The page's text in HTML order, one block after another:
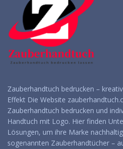
Zauberhandtuch bedrucken –
Effekt Die Website
Zauberhandtuch bedrucken und
Handtuch mit Logo. Hier finden
Lösungen, um ihre Marke
sogenannten Zauberhandtücher –